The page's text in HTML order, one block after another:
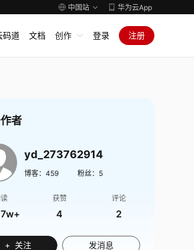
中国站 华为云App
码道 文档 创作 登录 注册
者
yd_273762914
博客： 459 粉丝： 5
获赞
4
评论
2
+ 关注 发消息